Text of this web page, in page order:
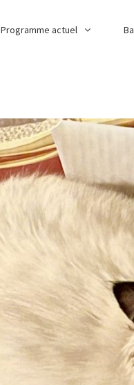
Programme actuel